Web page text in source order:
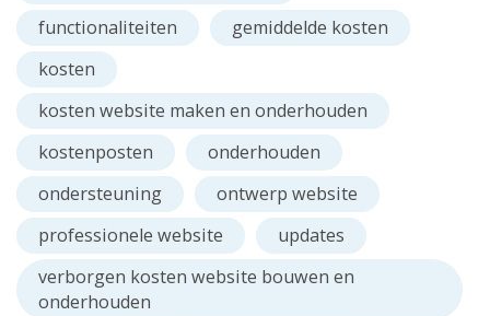
functionaliteiten
gemiddelde kosten
kosten
kosten website maken en onderhouden
kostenposten
onderhouden
ondersteuning
ontwerp website
professionele website
updates
verborgen kosten website bouwen en
onderhouden